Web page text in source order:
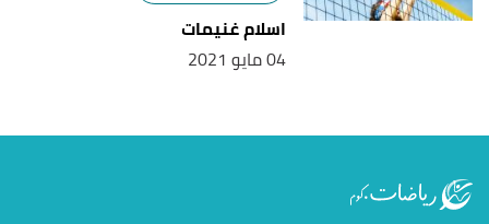
اسلام غنيمات
04 مايو 2021